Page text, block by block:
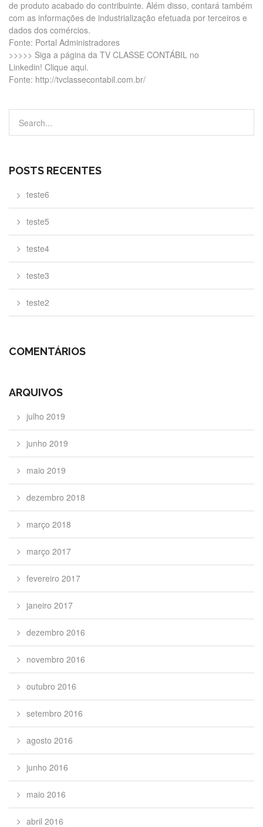
de produto acabado do contribuinte. Além disso, contará também
com as informações de industrialização efetuada por terceiros e
dados dos comércios.
Fonte: Portal Administradores
>>>>> Siga a página da TV CLASSE CONTÁBIL no
Linkedin! Clique aqui.
Fonte: http://tvclassecontabil.com.br/
POSTS RECENTES
teste6
teste5
teste4
teste3
teste2
COMENTÁRIOS
ARQUIVOS
julho 2019
junho 2019
maio 2019
dezembro 2018
março 2018
março 2017
fevereiro 2017
janeiro 2017
dezembro 2016
novembro 2016
outubro 2016
setembro 2016
agosto 2016
junho 2016
maio 2016
abril 2016